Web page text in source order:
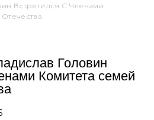
Встретился С Членами
Головин
Комитета семей